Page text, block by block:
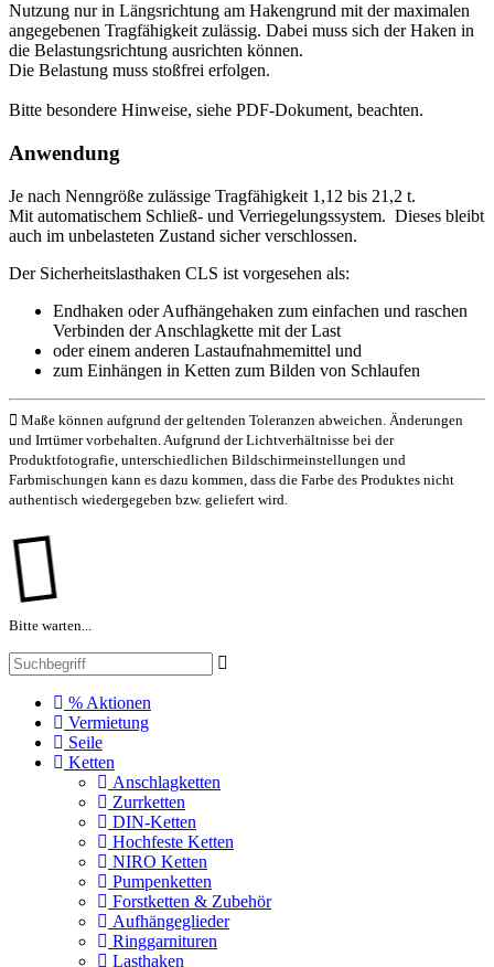
Nutzung nur in Längsrichtung am Hakengrund mit der maximalen
angegebenen Tragfähigkeit zulässig. Dabei muss sich der Haken in
die Belastungsrichtung ausrichten können.
Die Belastung muss stoßfrei erfolgen.
Bitte besondere Hinweise, siehe PDF-Dokument, beachten.
Anwendung
Je nach Nenngröße zulässige Tragfähigkeit 1,12 bis 21,2 t.
Mit automatischem Schließ- und Verriegelungssystem. Dieses bleibt
auch im unbelasteten Zustand sicher verschlossen.
Der Sicherheitslasthaken CLS ist vorgesehen als:
Endhaken oder Aufhängehaken zum einfachen und raschen
Verbinden der Anschlagkette mit der Last
oder einem anderen Lastaufnahmemittel und
zum Einhängen in Ketten zum Bilden von Schlaufen
Maße können aufgrund der geltenden Toleranzen abweichen. Änderungen
und Irrtümer vorbehalten. Aufgrund der Lichtverhältnisse bei der
Produktfotografie, unterschiedlichen Bildschirmeinstellungen und
Farbmischungen kann es dazu kommen, dass die Farbe des Produktes nicht
authentisch wiedergegeben bzw. geliefert wird.
Bitte warten...
% Aktionen
Vermietung
Seile
Ketten
Anschlagketten
Zurrketten
DIN-Ketten
Hochfeste Ketten
NIRO Ketten
Pumpenketten
Forstketten & Zubehör
Aufhängeglieder
Ringgarnituren
Lasthaken